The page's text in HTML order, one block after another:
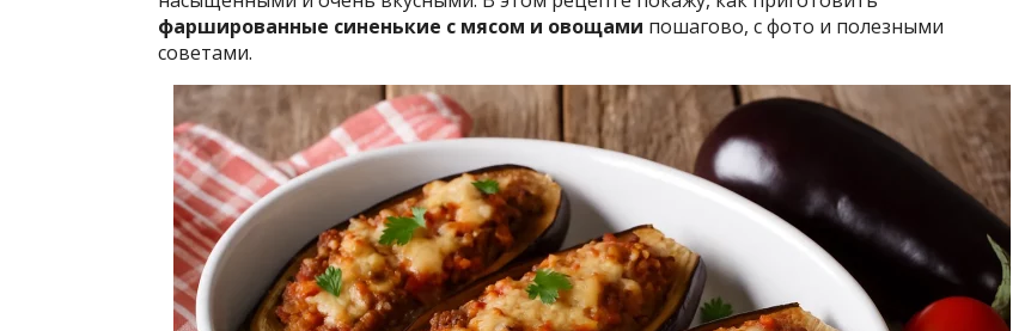
фаршированные синенькие с мясом и овощами пошагово, с фото и полезными
советами.